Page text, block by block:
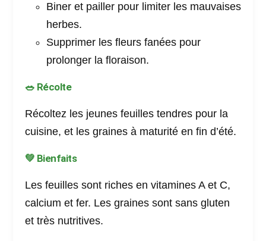
Biner et pailler pour limiter les mauvaises
herbes.
Supprimer les fleurs fanées pour
prolonger la floraison.
🥗 Récolte
Récoltez les jeunes feuilles tendres pour la
cuisine, et les graines à maturité en fin d’été.
💚 Bienfaits
Les feuilles sont riches en vitamines A et C,
calcium et fer. Les graines sont sans gluten
et très nutritives.